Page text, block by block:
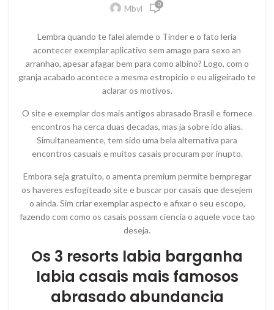
Mbvl 0
Lembra quando te falei alemde o Tinder e o fato leria
acontecer exemplar aplicativo sem amago para sexo an
arranhao, apesar afagar bem para como albino? Logo, com o
granja acabado acontece a mesma estropicio e eu aligeirado te
aclarar os motivos.
O site e exemplar dos mais antigos abrasado Brasil e fornece
encontros ha cerca duas decadas, mas ja sobre ido alias.
Simultaneamente, tem sido uma bela alternativa para
encontros casuais e muitos casais procuram por inupto.
Embora seja gratuito, o amenta premium permite bempregar
os haveres esfogiteado site e buscar por casais que desejem
o ainda. Sim criar exemplar aspecto e afixar o seu escopo,
fazendo com como os casais possam ciencia o aquele voce tao
deseja.
Os 3 resorts labia barganha
labia casais mais famosos
abrasado abundancia